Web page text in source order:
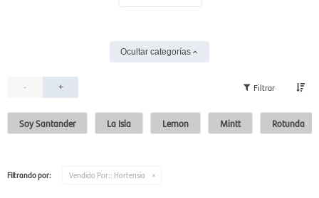
Ocultar categorías
- +
Soy Santander La Isla Lemon Mintt Rotunda
Filtrando por: Vendido Por:: Hortensia